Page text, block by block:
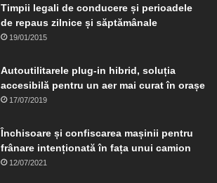
Timpii legali de conducere și perioadele
de repaus zilnice și săptămânale
19/01/2015
Autoutilitarele plug-in hibrid, soluția
accesibilă pentru un aer mai curat în orașe
17/07/2019
Închisoare și confiscarea mașinii pentru
frânare intenționată în fața unui camion
12/07/2021